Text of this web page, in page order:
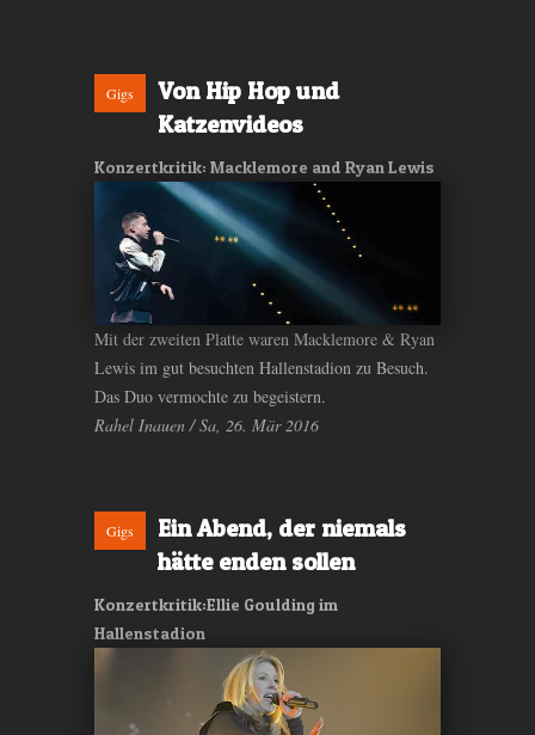
Gigs
Von Hip Hop und
Katzenvideos
Konzertkritik: Macklemore and Ryan Lewis
Mit der zweiten Platte waren Macklemore & Ryan
Lewis im gut besuchten Hallenstadion zu Besuch.
Das Duo vermochte zu begeistern.
Rahel Inauen / Sa, 26. Mär 2016
Gigs
Ein Abend, der niemals
hätte enden sollen
Konzertkritik:Ellie Goulding im
Hallenstadion